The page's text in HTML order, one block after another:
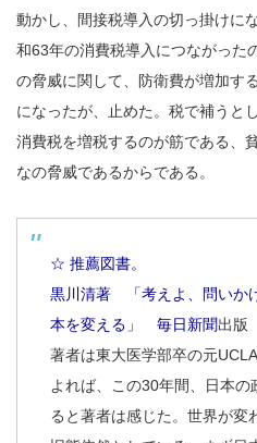
動かし、間接税導入の切っ掛けに
和63年の消費税導入につながった
の脅威に関して、防衛費が増加す
になったが、止めた。税で補うと
消費税を増税するのが筋である、
なの脅威であるからである。
☆ 推薦図書。
黒川清著 「考えよ、問いか
本を変える」 毎日新聞出版
著者は東大医学部卒の元
よれば、この30年間、日本
ると著者は感じた。世界が変